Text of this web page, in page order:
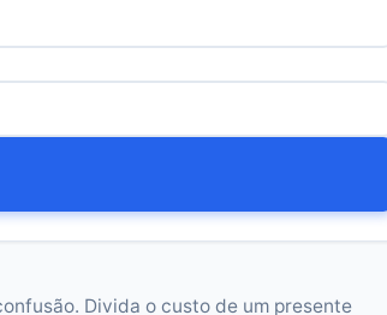
Divida o custo de um presente